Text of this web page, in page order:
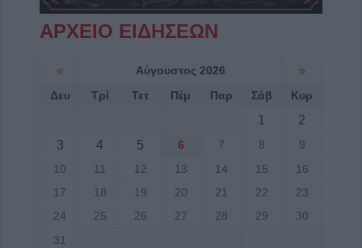
ΑΡΧΕΙΟ ΕΙΔΗΣΕΩΝ
« Αύγουστος 2026 »
Δευ Τρί Τετ Πέμ Παρ Σάβ Κυρ
1
2
3
4 5 6 7 8
9
10
11 12 13 14 15
16
17
18 19 20 21 22
23
24
25 26 27 28 29
30
31